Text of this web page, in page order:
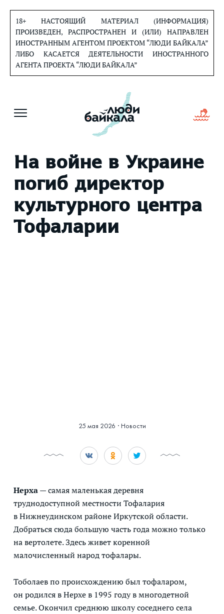
содержанию
18+ НАСТОЯЩИЙ МАТЕРИАЛ (ИНФОРМАЦИЯ)
ПРОИЗВЕДЕН, РАСПРОСТРАНЕН И (ИЛИ) НАПРАВЛЕН
ИНОСТРАННЫМ АГЕНТОМ ПРОЕКТОМ “ЛЮДИ БАЙКАЛА”
ЛИБО КАСАЕТСЯ ДЕЯТЕЛЬНОСТИ ИНОСТРАННОГО
АГЕНТА ПРОЕКТА “ЛЮДИ БАЙКАЛА”
На войне в Украине
погиб директор
культурного центра
Тофаларии
25 мая 2026 · Новости
Нерха— самая маленькая деревня
труднодоступной местности Тофалария
в Нижнеудинском районе Иркутской области.
Добраться сюда большую часть года можно только
на вертолете. Здесь живет коренной
малочисленный народ тофалары.
Тоболаев по происхождению был тофаларом,
он родился в Нерхе в 1995 году в многодетной
семье. Окончил среднюю школу соседнего села